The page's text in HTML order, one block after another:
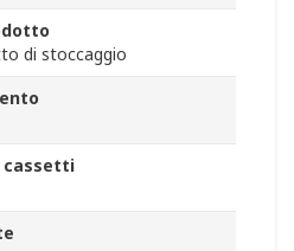
di stoccaggio
cassetti